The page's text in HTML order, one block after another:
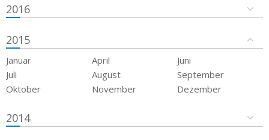
2016
2015
Januar April
Juni
Juli
August
September
Oktober
November Dezember
2014